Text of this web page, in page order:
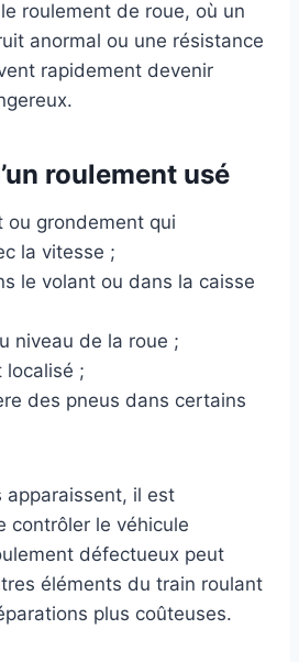
roulement de roue, où un
anormal ou une résistance
rapidement devenir
roulement usé
ou grondement qui
la vitesse ;
le volant ou dans la caisse
niveau de la roue ;
localisé ;
des pneus dans certains
apparaissent, il est
contrôler le véhicule
défectueux peut
éléments du train roulant
plus coûteuses.